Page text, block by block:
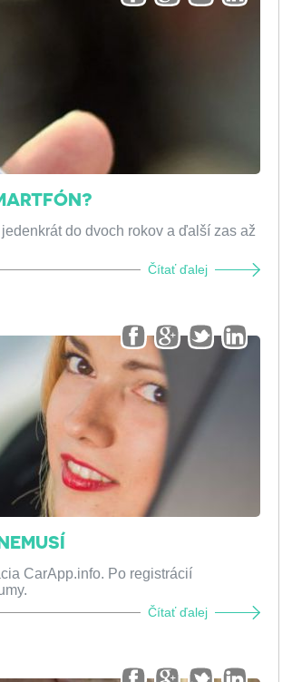
do dvoch rokov a ďalší zas až
Čítať ďalej
CarApp.info. Po registrácií
Čítať ďalej